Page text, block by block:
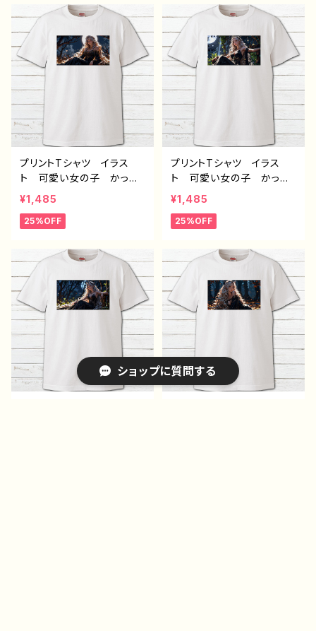
め 人気 イラストレータ
ー 絵師 クリエイター
白 半袖シャツ コラボ
オリジナル デザイン グッ
ズ ノンブランド H-7
め 人気 イラストレータ
ー 絵師 クリエイター
白 半袖シャツ コラボ
オリジナル デザイン グッ
ズ ノンブランド H-7
プリントTシャツ イラス
ト 可愛い女の子 かっこ
いい女子 美しい女の子
金髪 ロングヘア おしゃ
れ エモい メンズ レデ
め 人気 イラストレータ
ー 絵師 クリエイター
白 半袖シャツ コラボ
オリジナル デザイン グッ
ズ ノンブランド H-7
¥1,485
25%OFF
プリントTシャツ イラス
ト 可愛い女の子 かっこ
いい女子 美しい女の子
金髪 ロングヘア おしゃ
れ エモい メンズ レデ
め 人気 イラストレータ
ー 絵師 クリエイター
白 半袖シャツ コラボ
オリジナル デザイン グッ
ズ ノンブランド H-7
¥1,485
25%OFF
ショップに質問する